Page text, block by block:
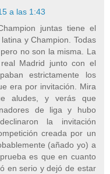
a las 1:43
juntas tiene el
y Champion. Todas
no son la misma. La
Madrid junto con el
estrictamente los
era por invitación. Mira
aludes, y verás que
de liga y hubo
la invitación
creada por un
(añado yo) a
es que en cuanto
en serio y dejó de estar